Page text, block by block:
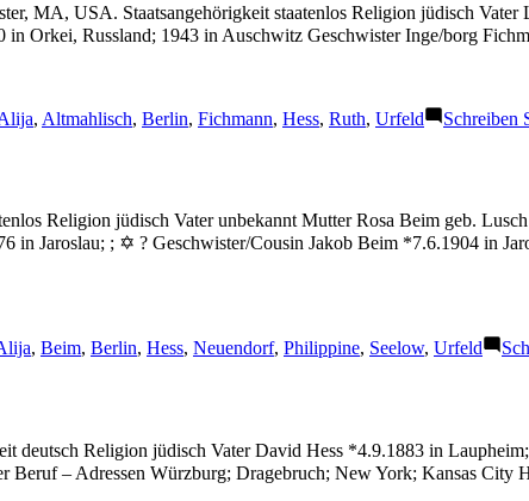
MA, USA. Staatsangehörigkeit staatenlos Religion jüdisch
Orkei, Russland; 1943 in Auschwitz Geschwister Inge/borg
Schlagwörter:
, Altmahlisch, Berlin, Fichmann, Hess, Ruth, Urfeld Schreiben
Religion jüdisch Vater unbekannt Mutter Rosa Beim geb.
in Jaroslau; ; ✡ ? Geschwister/Cousin Jakob Beim *7.6.1904 in
, Beim, Berlin, Hess, Neuendorf, Philippine, Seelow, Urfeld
deutsch Religion jüdisch Vater David Hess *4.9.1883 in
Beruf – Adressen Würzburg; Dragebruch; New York; Kansas